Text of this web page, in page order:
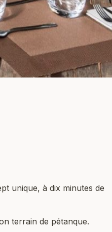
unique, à dix minutes de
terrain de pétanque.